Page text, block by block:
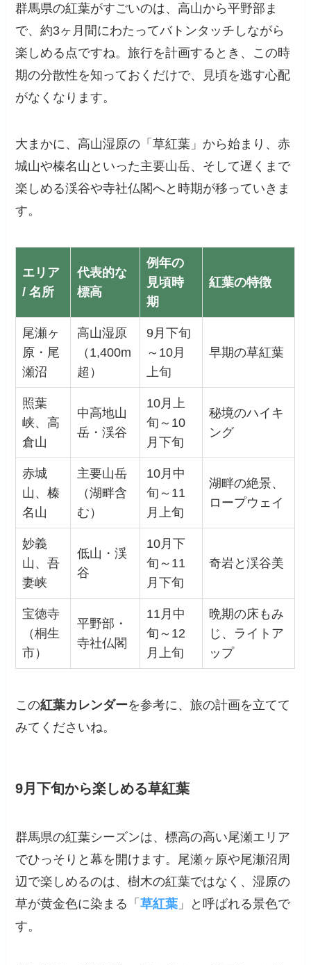
群馬県の紅葉がすごいのは、高山から平野部ま
で、約3ヶ月間にわたってバトンタッチしながら
楽しめる点ですね。旅行を計画するとき、この時
期の分散性を知っておくだけで、見頃を逃す心配
がなくなります。
大まかに、高山湿原の「草紅葉」から始まり、赤
城山や榛名山といった主要山岳、そして遅くまで
楽しめる渓谷や寺社仏閣へと時期が移っていきま
す。
エリア
/ 名所
代表的な
標高
例年の
見頃時
期
紅葉の特徴
尾瀬ヶ
原・尾
瀬沼
高山湿原
（1,400m
超）
9月下旬
～10月
上旬
早期の草紅葉
照葉
峡、高
倉山
中高地山
岳・渓谷
10月上
旬～10
月下旬
秘境のハイキ
ング
赤城
山、榛
名山
主要山岳
（湖畔含
む）
10月中
旬～11
月上旬
湖畔の絶景、
ロープウェイ
妙義
山、吾
妻峡
低山・渓
谷
10月下
旬～11
月下旬
奇岩と渓谷美
宝徳寺
（桐生
市）
平野部・
寺社仏閣
11月中
旬～12
月上旬
晩期の床もみ
じ、ライトア
ップ
この紅葉カレンダーを参考に、旅の計画を立てて
みてくださいね。
9月下旬から楽しめる草紅葉
群馬県の紅葉シーズンは、標高の高い尾瀬エリア
でひっそりと幕を開けます。尾瀬ヶ原や尾瀬沼周
辺で楽しめるのは、樹木の紅葉ではなく、湿原の
草が黄金色に染まる「草紅葉 」と呼ばれる景色で
す。